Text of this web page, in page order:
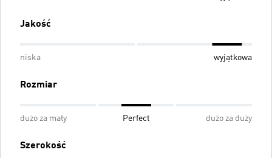
Jakość
niska wyjątkowa
Rozmiar
dużo za mały Perfect dużo za duży
Szerokość